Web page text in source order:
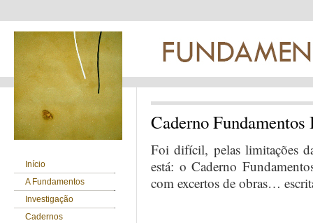
Início
A Fundamentos
Investigação
Cadernos
Caderno
Foi difícil, pelas limitações
está: o Caderno
com excertos de obras…